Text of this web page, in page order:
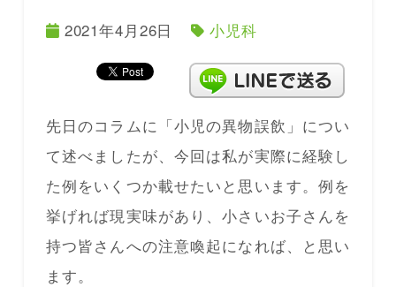
2021年4月26日 小児科
先日のコラムに「小児の異物誤飲」につい
て述べましたが、今回は私が実際に経験し
た例をいくつか載せたいと思います。例を
挙げれば現実味があり、小さいお子さんを
持つ皆さんへの注意喚起になれば、と思い
ます。